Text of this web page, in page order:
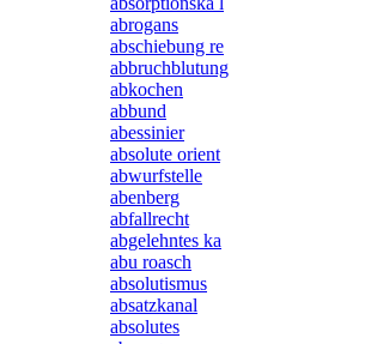
abrogans
abschiebung re
abbruchblutung
abkochen
abbund
abessinier
absolute orient
abwurfstelle
abenberg
abfallrecht
abgelehntes ka
abu roasch
absolutismus
absatzkanal
absolutes